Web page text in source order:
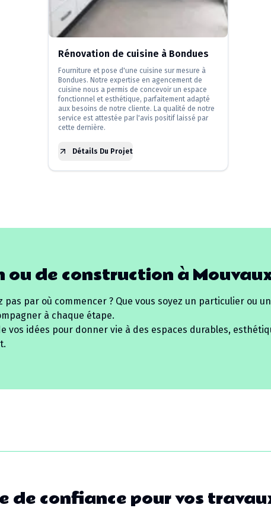
Rénovation de cuisine à Bondues
Fourniture et pose d'une cuisine sur mesure à
Bondues. Notre expertise en agencement de
cuisine nous a permis de concevoir un espace
fonctionnel et esthétique, parfaitement adapté
aux besoins de notre cliente. La qualité de notre
service est attestée par l'avis positif laissé par
cette dernière.
Détails Du Projet
ou de construction à
par où commencer ? Que vous soyez un particulier ou un
à chaque étape.
vos idées pour donner vie à des espaces durables,
de confiance pour vos